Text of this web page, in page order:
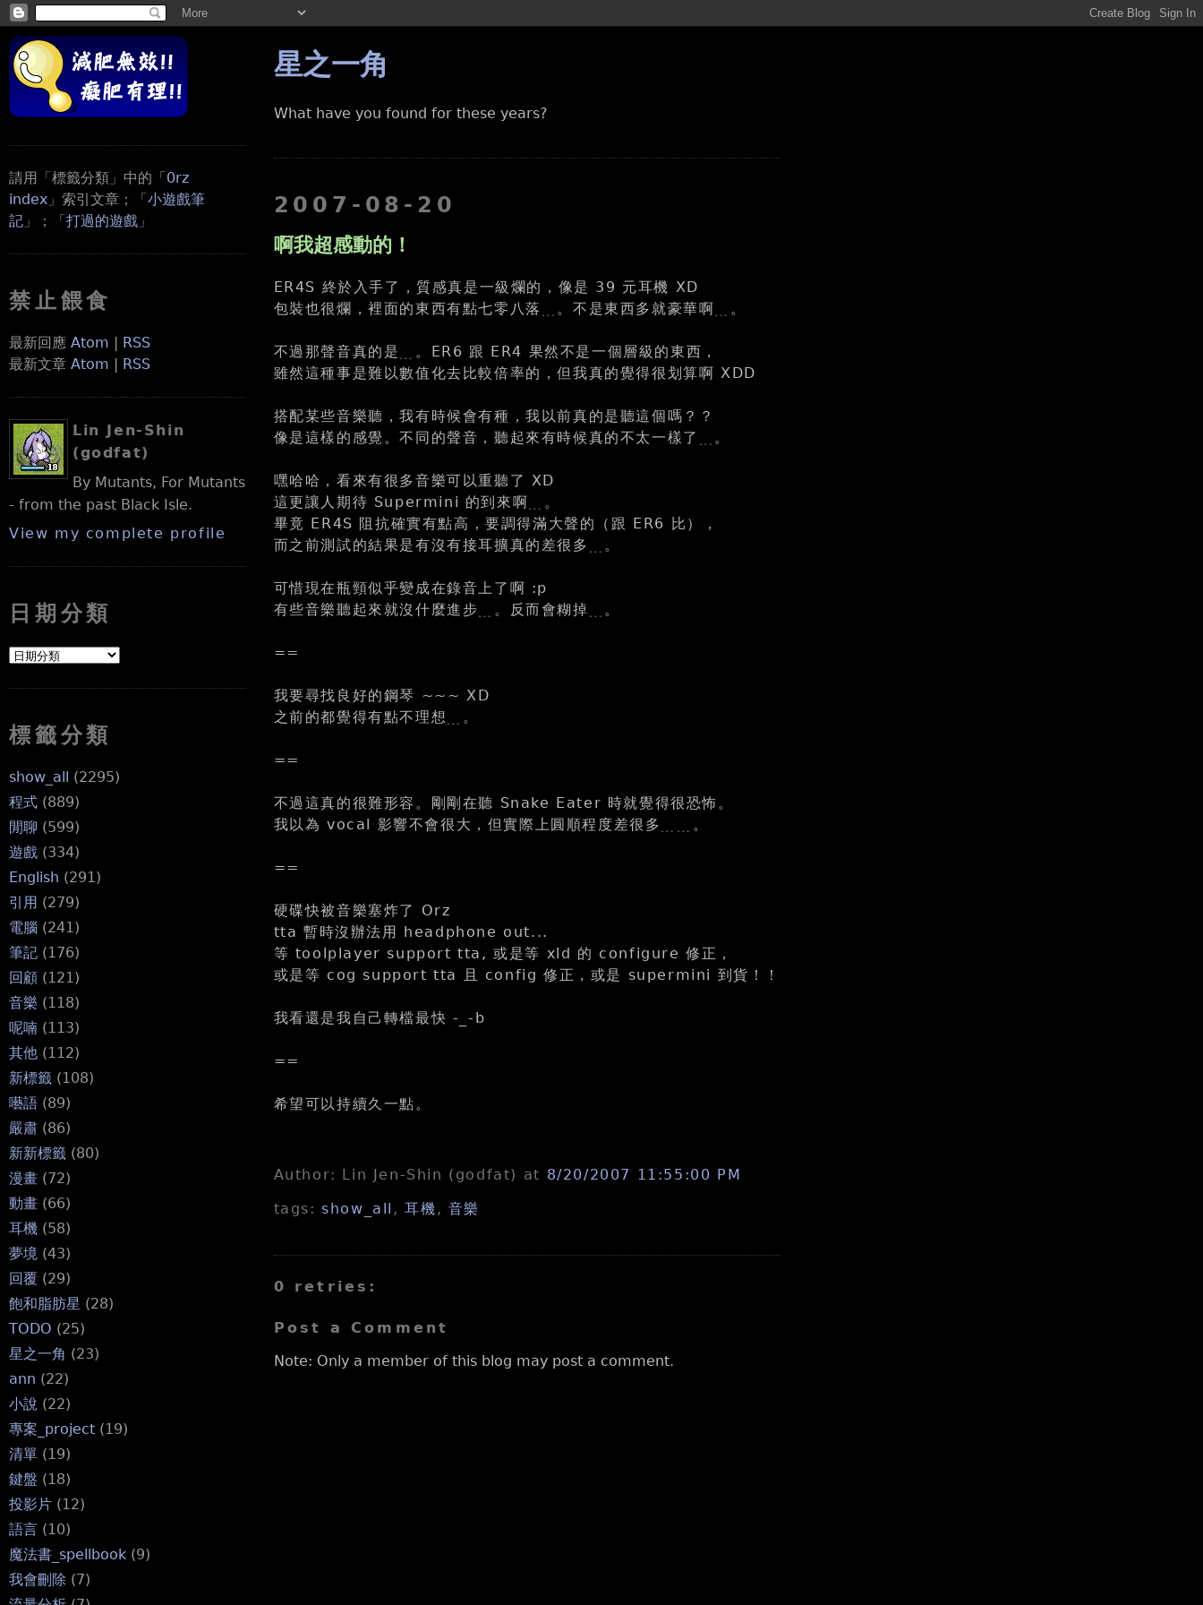
請用「標籤分類」中的「0rz
index 」索引文章；「小遊戲筆
記 」；「打過的遊戲 」
禁止餵食
最新回應 Atom | RSS
最新文章 Atom | RSS
Lin Jen-Shin
(godfat)
By Mutants, For Mutants
- from the past Black Isle.
View my complete profile
日期分類
標籤分類
show_all (2295)
程式 (889)
閒聊 (599)
遊戲 (334)
English (291)
引用 (279)
電腦 (241)
筆記 (176)
回顧 (121)
音樂 (118)
呢喃 (113)
其他 (112)
新標籤 (108)
囈語 (89)
嚴肅 (86)
新新標籤 (80)
漫畫 (72)
動畫 (66)
耳機 (58)
夢境 (43)
回覆 (29)
飽和脂肪星 (28)
TODO (25)
星之一角 (23)
ann (22)
小說 (22)
專案_project (19)
清單 (19)
鍵盤 (18)
投影片 (12)
語言 (10)
魔法書_spellbook (9)
我會刪除 (7)
星之一角
What have you found for these years?
2007-08-20
啊我超感動的！
ER4S 終於入手了，質感真是一級爛的，像是 39 元耳機 XD
包裝也很爛，裡面的東西有點七零八落﹍。不是東西多就豪華啊﹍。
不過那聲音真的是﹍。ER6 跟 ER4 果然不是一個層級的東西，
雖然這種事是難以數值化去比較倍率的，但我真的覺得很划算啊 XDD
搭配某些音樂聽，我有時候會有種，我以前真的是聽這個嗎？？
像是這樣的感覺。不同的聲音，聽起來有時候真的不太一樣了﹍。
嘿哈哈，看來有很多音樂可以重聽了 XD
這更讓人期待 Supermini 的到來啊﹍。
畢竟 ER4S 阻抗確實有點高，要調得滿大聲的（跟 ER6 比），
而之前測試的結果是有沒有接耳擴真的差很多﹍。
可惜現在瓶頸似乎變成在錄音上了啊 :p
有些音樂聽起來就沒什麼進步﹍。反而會糊掉﹍。
==
我要尋找良好的鋼琴 ~~~ XD
之前的都覺得有點不理想﹍。
==
不過這真的很難形容。剛剛在聽 Snake Eater 時就覺得很恐怖。
我以為 vocal 影響不會很大，但實際上圓順程度差很多﹍﹍。
==
硬碟快被音樂塞炸了 Orz
tta 暫時沒辦法用 headphone out...
等 toolplayer support tta, 或是等 xld 的 configure 修正，
或是等 cog support tta 且 config 修正，或是 supermini 到貨！！
我看還是我自己轉檔最快 -_-b
==
希望可以持續久一點。
Author: Lin Jen-Shin (godfat) at 8/20/2007 11:55:00 PM
tags:show_all ,耳機 , 音樂
0 retries:
Post a Comment
Note: Only a member of this blog may post a comment.